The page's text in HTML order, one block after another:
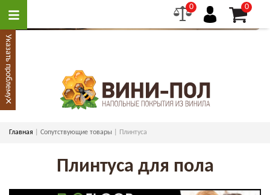
0 0
Главная Сопутствующие товары Плинтуса
Плинтуса для пола
Указать проблему
×